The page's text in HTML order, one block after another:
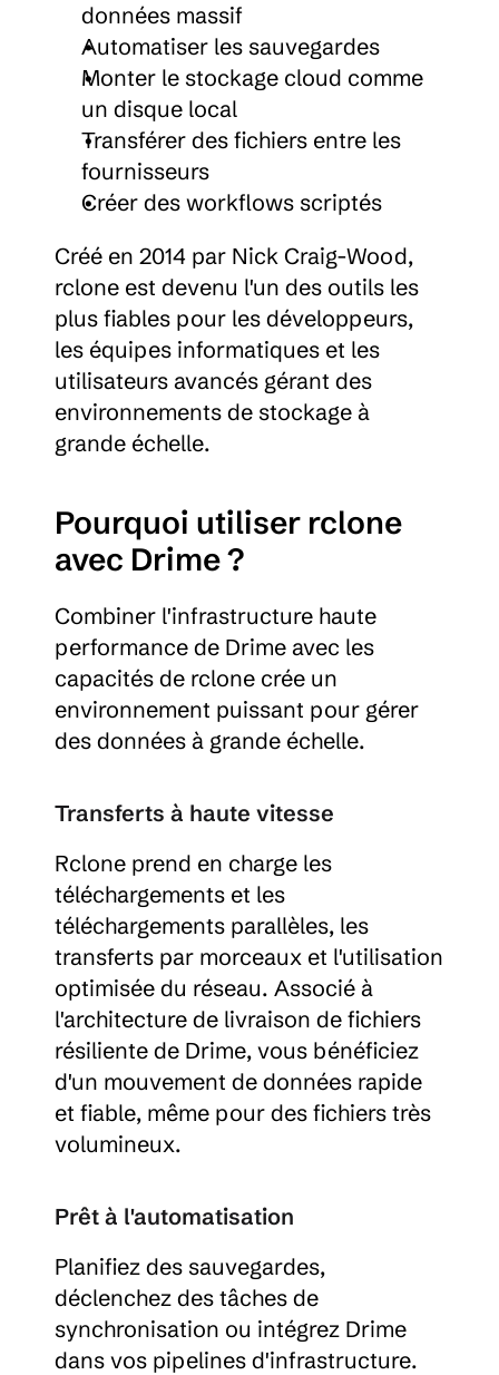
données massif
Automatiser les sauvegardes
Monter le stockage cloud comme
un disque local
Transférer des fichiers entre les
fournisseurs
Créer des workflows scriptés
Créé en 2014 par Nick Craig-Wood,
rclone est devenu l'un des outils les
plus fiables pour les développeurs,
les équipes informatiques et les
utilisateurs avancés gérant des
environnements de stockage à
grande échelle.
Pourquoi utiliser rclone
avec Drime ?
Combiner l'infrastructure haute
performance de Drime avec les
capacités de rclone crée un
environnement puissant pour gérer
des données à grande échelle.
Transferts à haute vitesse
Rclone prend en charge les
téléchargements et les
téléchargements parallèles, les
transferts par morceaux et l'utilisation
optimisée du réseau. Associé à
l'architecture de livraison de fichiers
résiliente de Drime, vous bénéficiez
d'un mouvement de données rapide
et fiable, même pour des fichiers très
volumineux.
Prêt à l'automatisation
Planifiez des sauvegardes,
déclenchez des tâches de
synchronisation ou intégrez Drime
dans vos pipelines d'infrastructure.